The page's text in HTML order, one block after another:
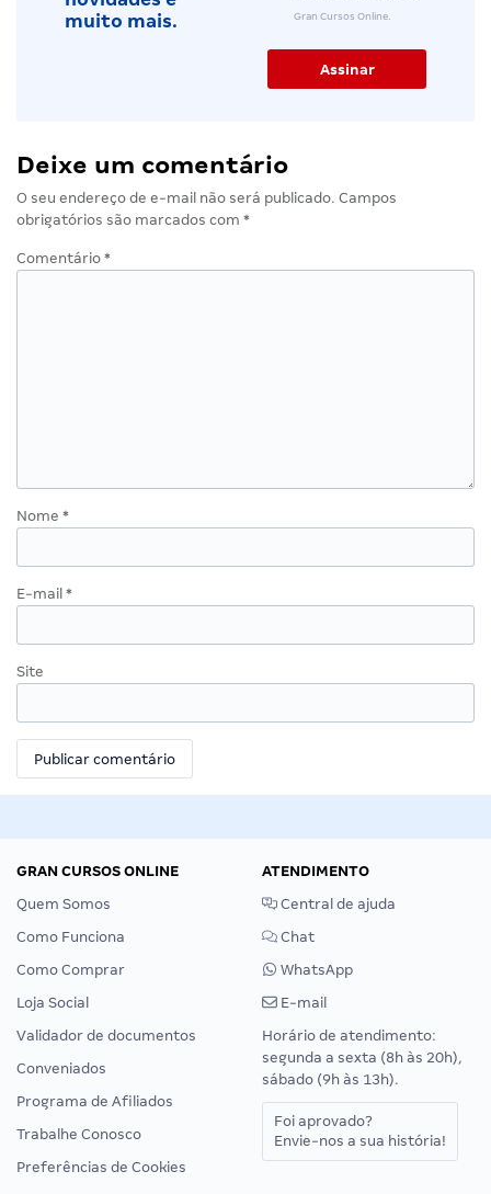
muito mais.
Gran Cursos Online.
Deixe um comentário
O seu endereço de e-mail não será publicado. Campos
obrigatórios são marcados com *
Comentário *
Nome *
E-mail *
Site
GRAN CURSOS ONLINE
Quem Somos
Como Funciona
Como Comprar
Loja Social
Validador de documentos
Conveniados
Programa de Afiliados
Trabalhe Conosco
Preferências de Cookies
ATENDIMENTO
Central de ajuda
Chat
WhatsApp
E-mail
Horário de atendimento:
segunda a sexta (8h às 20h),
sábado (9h às 13h).
Foi aprovado?
Envie-nos a sua história!